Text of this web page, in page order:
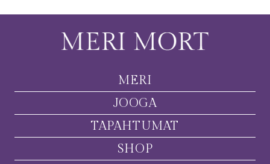
MERI
JOOGA
TAPAHTUMAT
SHOP